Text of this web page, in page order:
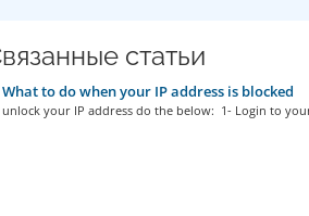
статьи
What to do when your IP address is blocked
unlock your IP address do the below: 1- Login to